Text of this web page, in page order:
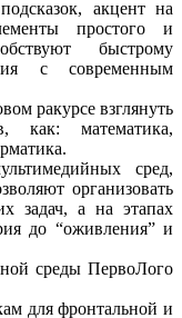
акцент на
простого и
быстрому
с современным
ракурсе взглянуть
как: математика,
сред,
организовать
задач, а на этапах
до “оживления” и
среды ПервоЛого
для фронтальной и